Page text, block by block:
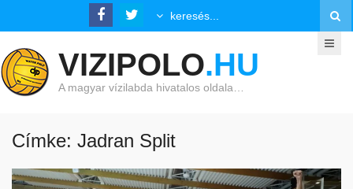
VIZIPOLO.HU
A magyar vízilabda hivatalos oldala…
Címke: Jadran Split